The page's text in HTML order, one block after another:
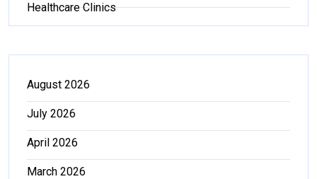
Healthcare Clinics
August 2026
July 2026
April 2026
March 2026